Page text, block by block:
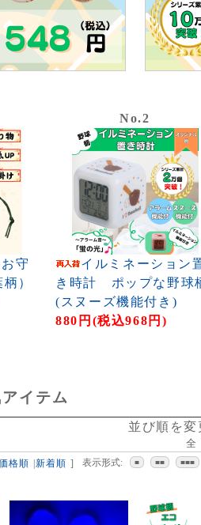
守
）
No.2
イルミネーション
き時計 ポップな野球
(スヌーズ機能付き)
880円(税込968円)
イテム
並び順を変
全
格順 |新着順 ] 表示形式: ■ ■■ ■■■